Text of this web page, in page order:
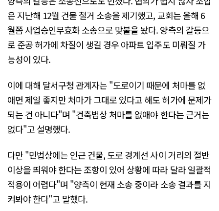
은 지난해 12월 건물 철거 소송을 제기했고, 교회는 올해 6
월쯤 사업승인무효화 소송으로 맞불을 놨다. 양측의 갈등으
로 준공 허가에 차질이 생길 경우 아파트 입주도 미뤄질 가
능성이 있다.
이에 대해 달서구청 관계자는 "도로이기 때문에 처마를 없
애면 제일 좋지만 처마가 그대로 있다고 해도 허가에 문제가
되는 건 아니다"며 "건축법상 처마를 없애야 한다는 근거는
없다"고 설명했다.
다만 "민법상에는 인근 건물, 도로 경계선 사이 거리의 절반
이상을 띄워야 한다는 조항이 있어 상황에 따라 달라 일괄적
적용이 어렵다"며 "양측이 현재 소송 중이라 소송 결과를 지
켜봐야 한다"고 말했다.